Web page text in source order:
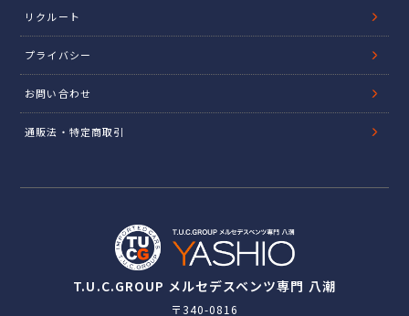
リクルート
プライバシー
お問い合わせ
通販法・特定商取引
T.U.C.GROUP メルセデスベンツ専門 八潮
〒340-0816